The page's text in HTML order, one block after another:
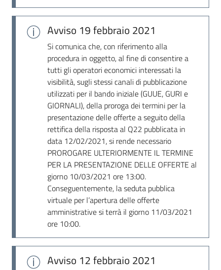
Avviso 19 febbraio 2021
Si comunica che, con riferimento alla
procedura in oggetto, al fine di consentire a
tutti gli operatori economici interessati la
visibilità, sugli stessi canali di pubblicazione
utilizzati per il bando iniziale (GUUE, GURI e
GIORNALI), della proroga dei termini per la
presentazione delle offerte a seguito della
rettifica della risposta al Q22 pubblicata in
data 12/02/2021, si rende necessario
PROROGARE ULTERIORMENTE IL TERMINE
PER LA PRESENTAZIONE DELLE OFFERTE al
giorno 10/03/2021 ore 13:00.
Conseguentemente, la seduta pubblica
virtuale per l’apertura delle offerte
amministrative si terrà il giorno 11/03/2021
ore 10:00.
Avviso 12 febbraio 2021